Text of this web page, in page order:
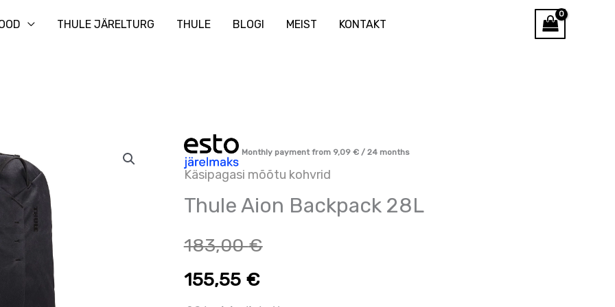
THULE JÄRELTURG THULE BLOGI MEIST KONTAKT
Monthly payment from 9,09 €/ 24 months
Käsipagasi mõõtu kohvrid
Thule Aion Backpack 28L
183,00€
155,55 €
Thule
Aion
28L